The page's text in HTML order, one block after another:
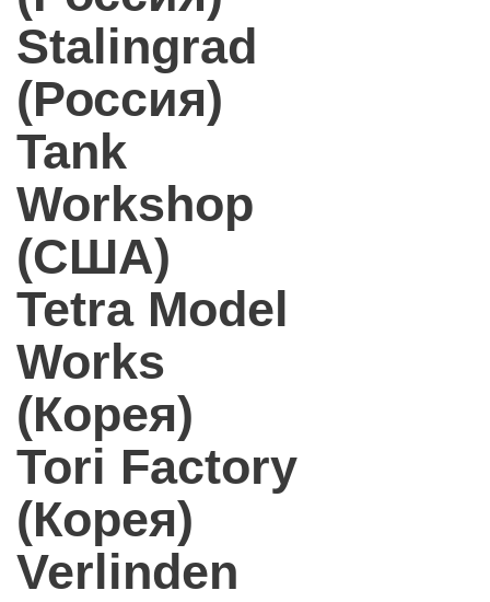
Stalingrad
(Россия)
Tank
Workshop
(США)
Tetra Model
Works
(Корея)
Tori Factory
(Корея)
Verlinden